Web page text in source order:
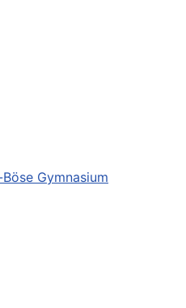
Gymnasium